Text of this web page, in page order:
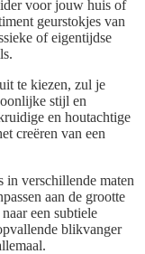
voor jouw huis of
geurstokjes van
of eigentijdse
te kiezen, zul je
stijl en
en houtachtige
creëren van een
in verschillende maten
aan de grootte
een subtiele
blikvanger